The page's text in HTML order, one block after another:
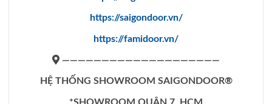
https://saigondoor.vn/
https://famidoor.vn/
————————————————————
HỆ THỐNG SHOWROOM SAIGONDOOR®
*SHOWROOM QUẬN 7, HCM